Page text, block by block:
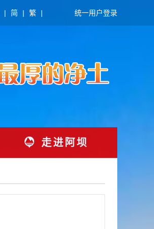
| 简 | 繁 | 统一用户登录
走进阿坝